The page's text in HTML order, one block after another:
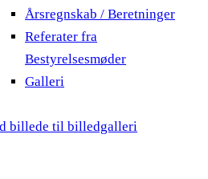
Årsregnskab / Beretninger
Referater fra
Bestyrelsesmøder
Galleri
billede til billedgalleri